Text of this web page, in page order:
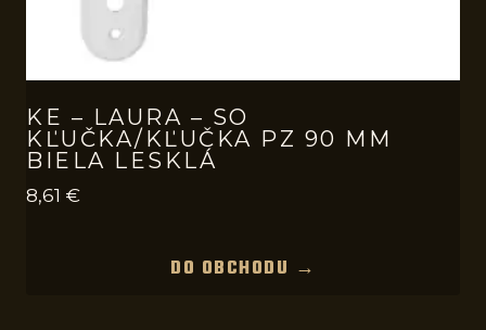
KE – LAURA – SO
KĽUČKA/KĽUČKA PZ 90 MM
BIELA LESKLÁ
8,61 €
DO OBCHODU →